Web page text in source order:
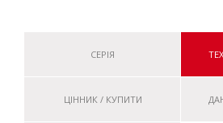
СЕРІЯ
ЦІННИК / КУПИТИ